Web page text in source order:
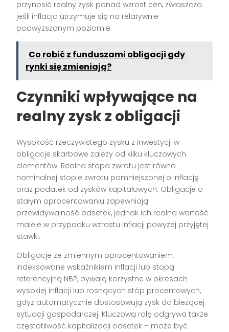
przynosić realny zysk ponad wzrost cen, zwłaszcza
jeśli inflacja utrzymuje się na relatywnie
podwyższonym poziomie.
Co robić z funduszami obligacji gdy
rynki się zmieniają?
Czynniki wpływające na
realny zysk z obligacji
Wysokość rzeczywistego zysku z inwestycji w
obligacje skarbowe zależy od kilku kluczowych
elementów. Realna stopa zwrotu jest równa
nominalnej stopie zwrotu pomniejszonej o inflację
oraz podatek od zysków kapitałowych. Obligacje o
stałym oprocentowaniu zapewniają
przewidywalność odsetek, jednak ich realna wartość
maleje w przypadku wzrostu inflacji powyżej przyjętej
stawki.
Obligacje ze zmiennym oprocentowaniem,
indeksowane wskaźnikiem inflacji lub stopą
referencyjną NBP, bywają korzystne w okresach
wysokiej inflacji lub rosnących stóp procentowych,
gdyż automatycznie dostosowują zysk do bieżącej
sytuacji gospodarczej. Kluczową rolę odgrywa także
częstotliwość kapitalizacji odsetek – może być